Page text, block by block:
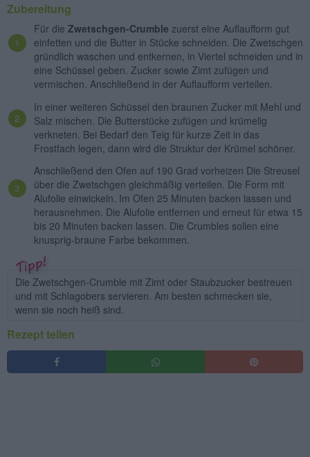
Zubereitung
Für die Zwetschgen-Crumble zuerst eine Auflaufform gut
einfetten und die Butter in Stücke schneiden. Die Zwetschgen
gründlich waschen und entkernen, in Viertel schneiden und in
eine Schüssel geben. Zucker sowie Zimt zufügen und
vermischen. Anschließend in der Auflaufform verteilen.
In einer weiteren Schüssel den braunen Zucker mit Mehl und
Salz mischen. Die Butterstücke zufügen und krümelig
verkneten. Bei Bedarf den Teig für kurze Zeit in das
Frostfach legen, dann wird die Struktur der Krümel schöner.
Anschließend den Ofen auf 190 Grad vorheizen Die Streusel
über die Zwetschgen gleichmäßig verteilen. Die Form mit
Alufolie einwickeln. Im Ofen 25 Minuten backen lassen und
herausnehmen. Die Alufolie entfernen und erneut für etwa 15
bis 20 Minuten backen lassen. Die Crumbles sollen eine
knusprig-braune Farbe bekommen.
Die Zwetschgen-Crumble mit Zimt oder Staubzucker bestreuen
und mit Schlagobers servieren. Am besten schmecken sie,
wenn sie noch heiß sind.
Rezept teilen